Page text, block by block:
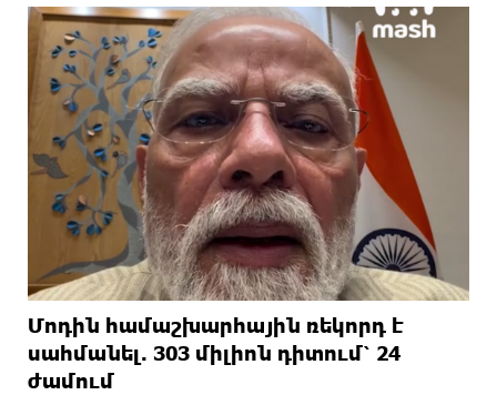
Մոդին համաշխարհային ռեկորդ է
սահմանել. 303 միլիոն դիտում՝ 24
ժամում